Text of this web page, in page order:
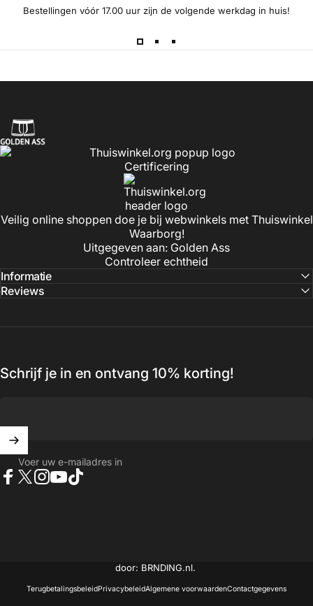
Bestellingen vóór 17.00 uur zijn de volgende werkdag in huis!
Golden Ass
Certificering
Veilig online shoppen doe je bij webwinkels met Thuiswinkel
Waarborg!
Uitgegeven aan: Golden Ass
Controleer echtheid
Informatie
Reviews
Schrijf je in en ontvang 10% korting!
Voer uw e-mailadres in
door: BRNDING.nl.
TerugbetalingsbeleidPrivacybeleidAlgemene voorwaardenContactgegevens